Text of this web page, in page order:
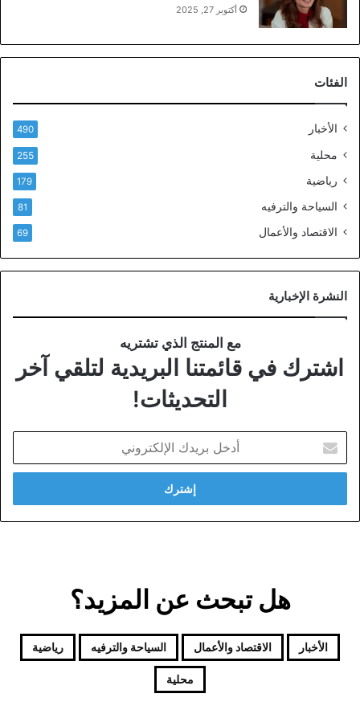
أكتوبر 27, 2025
الفئات
الأخبار 490
محلية 255
رياضية 179
السياحة والترفيه 81
الاقتصاد والأعمال 69
النشرة الإخبارية
مع المنتج الذي تشتريه
اشترك في قائمتنا البريدية لتلقي آخر
التحديثات!
بريدك
الإلكتروني
هل تبحث عن المزيد؟
الأخبار الاقتصاد والأعمال السياحة والترفيه رياضية
محلية